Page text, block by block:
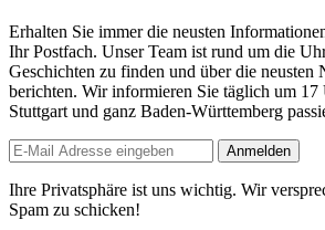
Erhalten Sie immer die neusten
Ihr Postfach. Unser Team ist rund um die
Geschichten zu finden und über die neusten
berichten. Wir informieren Sie täglich um 17
Stuttgart und ganz Baden-Württemberg
Anmelden
Ihre Privatsphäre ist uns wichtig. Wir
Spam zu schicken!